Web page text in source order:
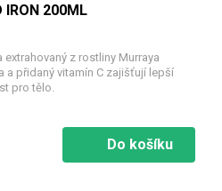
IRON 200ML
z rostliny Murraya
a přidaný vitamín C zajišťují lepší
pro tělo.
Do košíku